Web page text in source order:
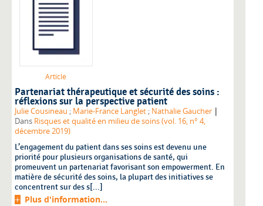
Article
Partenariat thérapeutique et sécurité des soins :
réflexions sur la perspective patient
Julie Cousineau ; Marie-France Langlet ; Nathalie Gaucher |
Dans Risques et qualité en milieu de soins (vol. 16, n° 4,
décembre 2019)
L’engagement du patient dans ses soins est devenu une
priorité pour plusieurs organisations de santé, qui
promeuvent un partenariat favorisant son empowerment. En
matière de sécurité des soins, la plupart des initiatives se
concentrent sur des s[...]
Plus d'information...